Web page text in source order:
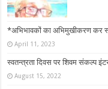
*अभिभावकों का अभिमुखीकरण कर
April 11, 2023
स्वतन्त्रता दिवस पर शिवम संकल्प
August 15, 2022